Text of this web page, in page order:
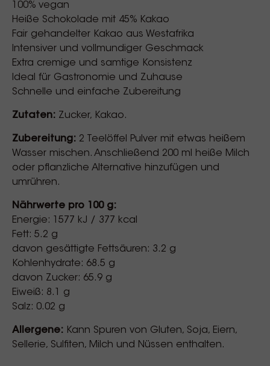
100% vegan
Heiße Schokolade mit 45% Kakao
Fair gehandelter Kakao aus Westafrika
Intensiver und vollmundiger Geschmack
Extra cremige und samtige Konsistenz
Ideal für Gastronomie und Zuhause
Schnelle und einfache Zubereitung
Zutaten: Zucker, Kakao.
Zubereitung: 2 Teelöffel Pulver mit etwas heißem
Wasser mischen. Anschließend 200 ml heiße Milch
oder pflanzliche Alternative hinzufügen und
umrühren.
Nährwerte pro 100 g:
Energie: 1577 kJ / 377 kcal
Fett: 5.2 g
davon gesättigte Fettsäuren: 3.2 g
Kohlenhydrate: 68.5 g
davon Zucker: 65.9 g
Eiweiß: 8.1 g
Salz: 0.02 g
Allergene: Kann Spuren von Gluten, Soja, Eiern,
Sellerie, Sulfiten, Milch und Nüssen enthalten.